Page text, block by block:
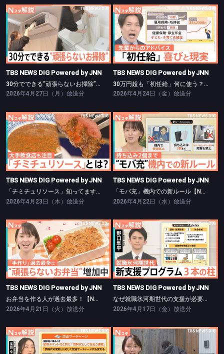
TBS NEWS DIG Powered by JNN
30分でできる“頑張らないお掃除”【Nスタ】
TBS NEWS DIG Powered by JNN
30分でできる“頑張らないお掃除”【Nスタ】
2026年4月27日（月）放送分
TBS NEWS DIG Powered by JNN
30万円超も「初任給」何に使う？【Nスタ】
TBS NEWS DIG Powered by JNN
30万円超も「初任給」何に使う？【Nスタ】
2026年4月24日（金）放送分
TBS NEWS DIG Powered by JNN
「チミチュリソース」知ってますか？【Nスタ】
TBS NEWS DIG Powered by JNN
「チミチュリソース」知ってますか？【Nスタ】
2026年4月23日（木）放送分
TBS NEWS DIG Powered by JNN
「モバ充」機内での新ルール【Nスタ】
TBS NEWS DIG Powered by JNN
「モバ充」機内での新ルール【Nスタ】
2026年4月22日（水）放送分
TBS NEWS DIG Powered by JNN
お弁当を作る人が過去最多！【Nスタ】
TBS NEWS DIG Powered by JNN
お弁当を作る人が過去最多！【Nスタ】
2026年4月21日（火）放送分
TBS NEWS DIG Powered by JNN
TBS NEWS DIG Powered by JNN
なぜ就職氷河期世代の支援が必要？【Nスタ】
2026年4月17日（金）放送分